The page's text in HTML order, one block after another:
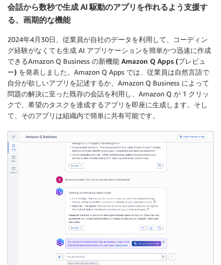
会話から数秒で生成 AI 駆動のアプリを作れるよう支援す
る、画期的な機能
2024年4月30日、従業員が自社のデータを利用して、コーディン
グ経験がなくても生成 AI アプリケーションを簡単かつ迅速に作成
できるAmazon Q Business の新機能 Amazon Q Apps (プレビュ
ー) を発表しました。Amazon Q Apps では、従業員は自然言語で
自分が欲しいアプリを記述するか、Amazon Q Business によって
問題の解決に至った既存の会話を利用し、Amazon Q が 1 クリッ
クで、希望のタスクを達成するアプリを即座に生成します。そし
て、そのアプリは組織内で簡単に共有可能です。